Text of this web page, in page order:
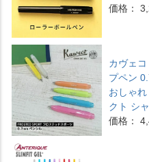
価格：
カヴェ
プペン
おしゃ
クト シ
価格：